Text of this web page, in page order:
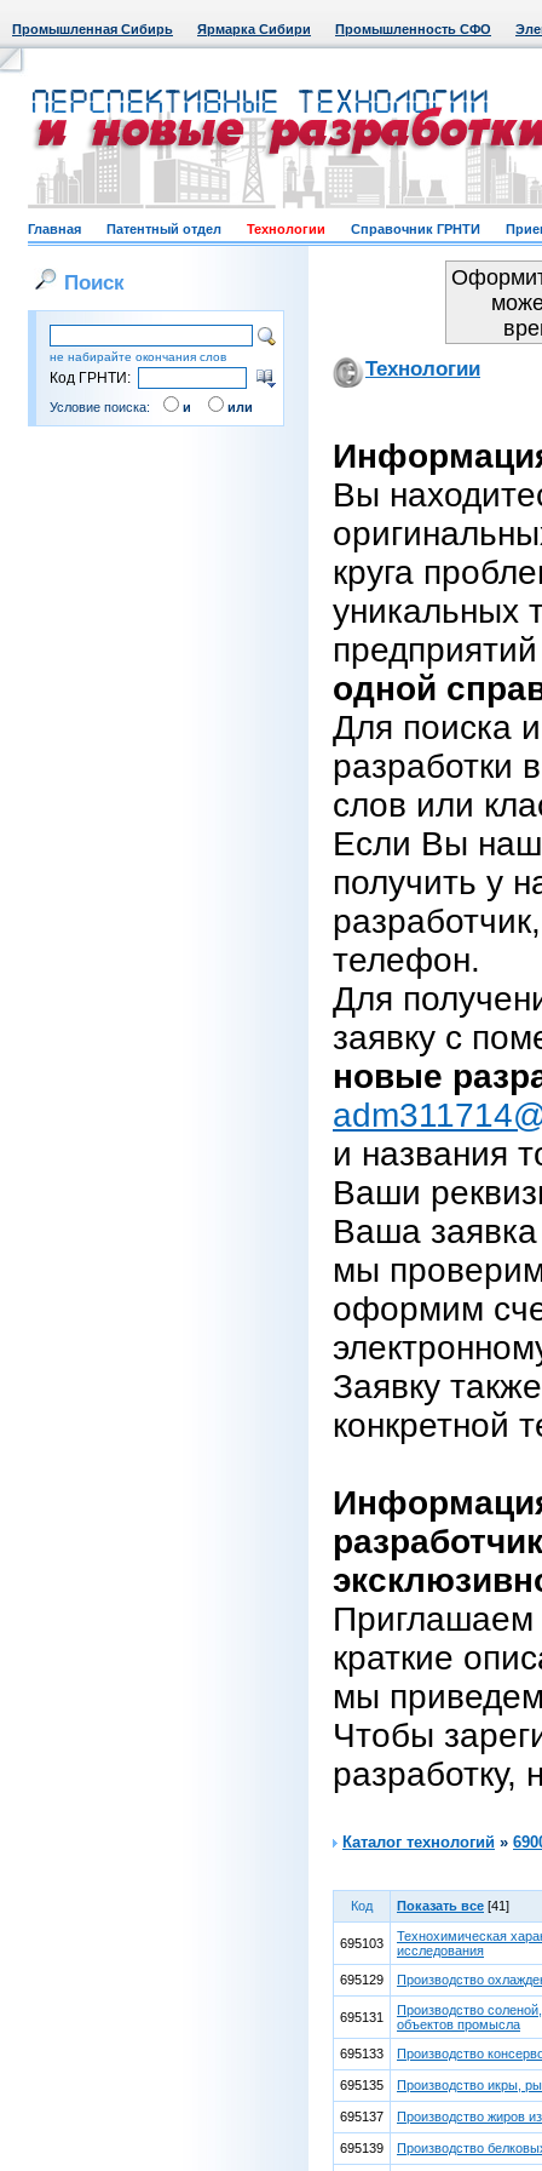
Промышленная Сибирь Ярмарка Сибири Промышленность СФО
Главная Патентный отдел Технологии Справочник ГРНТИ
Поиск
не набирайте окончания слов
Код ГРНТИ:
Условие поиска: и или
Технологии
Вы
круга
уникальных
одной
Для поиска
разработки
слов или
Если Вы
получить у
телефон.
Для
заявку с
новые
и названия
Ваши
Ваша
мы
оформим
Заявку
конкретной
Приглашаем
краткие
мы
Чтобы
разработку,
Каталог технологий »
Код Показать все [41]
695103
Технохимическая
исследования
695129
Производство
695131
Производство
объектов промысла
695133
Производство
695135 Производство икры,
695137 Производство жиров
695139 Производство